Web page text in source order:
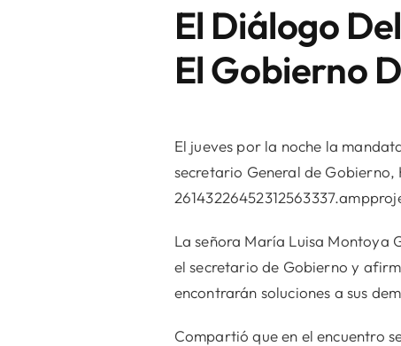
El Diálogo
El Gobierno
El jueves por la noche la
secretario General de
La señora María Luisa Montoya
el secretario de Gobierno y
encontrarán soluciones a sus
Compartió que en el encuentro